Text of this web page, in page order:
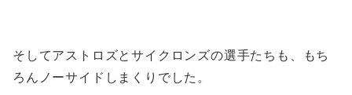
そしてアストロズとサイクロンズの選手たちも、もち
ろんノーサイドしまくりでした。